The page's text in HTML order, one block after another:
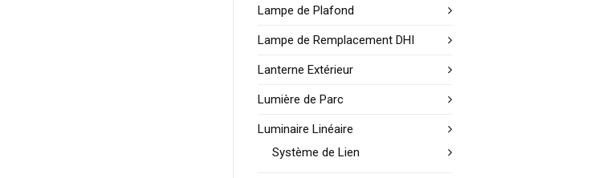
Lampe de Plafond
Lampe de Remplacement DHI
Lanterne Extérieur
Lumière de Parc
Luminaire Linéaire
Système de Lien